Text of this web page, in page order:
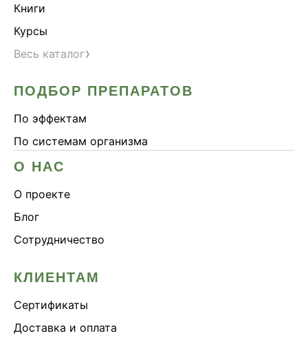
Книги
Курсы
Весь каталог›
ПОДБОР ПРЕПАРАТОВ
По эффектам
По системам организма
О НАС
О проекте
Блог
Сотрудничество
КЛИЕНТАМ
Сертификаты
Доставка и оплата